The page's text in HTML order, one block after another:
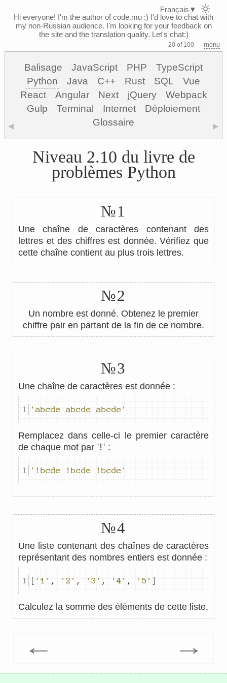
Hi everyone! I'm the author of code.mu :) I'd love to chat with
my non-Russian audience. I'm looking for your feedback on
the site and the translation quality. Let's chat:)
20 of 100 menu
Balisage JavaScript PHP
TypeScript
Python
Java C++ Rust SQL
Vue
React
Angular Next jQuery
Webpack
Gulp
Terminal Internet
Déploiement
Glossaire
◀ ▶
Niveau 2.10 du livre de
problèmes Python
№1
Une chaîne de caractères contenant des
lettres et des chiffres est donnée. Vérifiez que
cette chaîne contient au plus trois lettres.
№2
Un nombre est donné. Obtenez le premier
chiffre pair en partant de la fin de ce nombre.
№3
Une chaîne de caractères est donnée :
'abcde abcde abcde'
Remplacez dans celle-ci le premier caractère
de chaque mot par '!' :
'!bcde !bcde !bcde'
№4
Une liste contenant des chaînes de caractères
représentant des nombres entiers est donnée :
[ '1' , '2' , '3' , '4' , '5' ]
Calculez la somme des éléments de cette liste.
← →
Français ▼